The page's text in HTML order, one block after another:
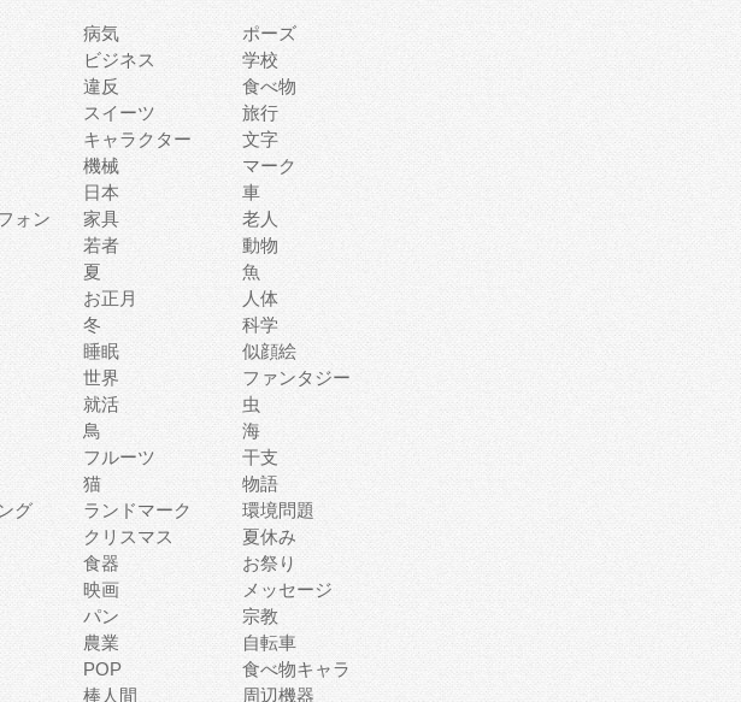
病気
ポーズ
ビジネス
学校
違反
食べ物
スイーツ
旅行
キャラクター
文字
機械
マーク
日本
車
ォン 家具
老人
若者
動物
夏
魚
お正月
人体
冬
科学
睡眠
似顔絵
世界
ファンタジー
就活
虫
鳥
海
フルーツ
干支
猫
物語
グ ランドマーク
環境問題
クリスマス
夏休み
食器
お祭り
映画
メッセージ
パン
宗教
農業
自転車
POP
食べ物キャラ
棒人間 周辺機器